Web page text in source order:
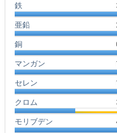
鉄
亜鉛
銅
マンガン
セレン
クロム
モリブデン